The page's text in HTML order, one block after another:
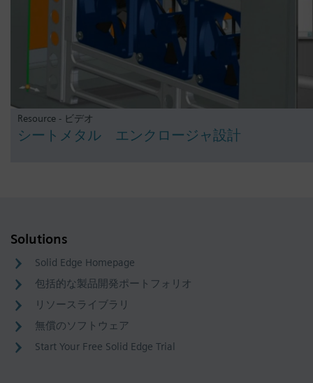
Resource - ビデオ
シートメタル エンクロージャ設計
Solutions
Solid Edge Homepage
包括的な製品開発ポートフォリオ
リソースライブラリ
無償のソフトウェア
Start Your Free Solid Edge Trial